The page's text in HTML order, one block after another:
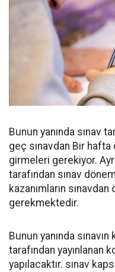
Bunun yanında sınav
geç sınavdan Bir
girmeleri gerekiyor.
tarafından sınav
kazanımların
gerekmektedir.
Bunun yanında
tarafından yayınlanan
yapılacaktır. sınav